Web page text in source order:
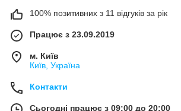
100% позитивних з 11 відгуків за рік
Працює з 23.09.2019
м. Київ
Київ, Україна
Контакти
Сьогодні працює з 09:00 до 20:00